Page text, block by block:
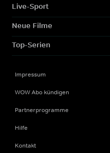
Live-Sport
Neue Filme
Top-Serien
Impressum
WOW Abo kündigen
Partnerprogramme
Hilfe
Kontakt